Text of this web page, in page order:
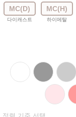
MC(D)
다이캐스트
MC(H)
하이메탈
정렬 기준 선택